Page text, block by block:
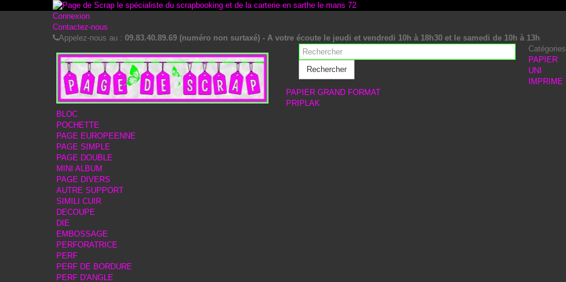
Connexion
Contactez-nous
Appelez-nous au : 09.83.40.89.69 (numéro non surtaxé) - A votre écoute le jeudi et vendredi 10h à 18h30 et le samedi de 10h à 13h
Rechercher
Catégories
PAPIER
UNI
IMPRIME
PAPIER GRAND FORMAT
PRIPLAK
BLOC
POCHETTE
PAGE EUROPEENNE
PAGE SIMPLE
PAGE DOUBLE
MINI ALBUM
PAGE DIVERS
AUTRE SUPPORT
SIMILI CUIR
DECOUPE
DIE
EMBOSSAGE
PERFORATRICE
PERF
PERF DE BORDURE
PERF D'ANGLE